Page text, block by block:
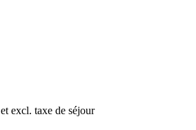
et excl. taxe de séjour